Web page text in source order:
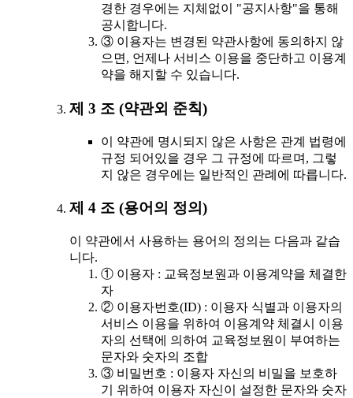
경한 경우에는 지체없이 "공지사항"을 통해
공시합니다.
③ 이용자는 변경된 약관사항에 동의하지 않
으면, 언제나 서비스 이용을 중단하고 이용계
약을 해지할 수 있습니다.
제 3 조 (약관외 준칙)
이 약관에 명시되지 않은 사항은 관계 법령에
규정 되어있을 경우 그 규정에 따르며, 그렇
지 않은 경우에는 일반적인 관례에 따릅니다.
제 4 조 (용어의 정의)
이 약관에서 사용하는 용어의 정의는 다음과 같습
니다.
① 이용자 : 교육정보원과 이용계약을 체결한
자
② 이용자번호(ID) : 이용자 식별과 이용자의
서비스 이용을 위하여 이용계약 체결시 이용
자의 선택에 의하여 교육정보원이 부여하는
문자와 숫자의 조합
③ 비밀번호 : 이용자 자신의 비밀을 보호하
기 위하여 이용자 자신이 설정한 문자와 숫자